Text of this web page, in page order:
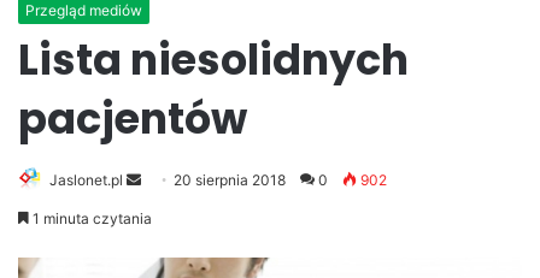
Przegląd mediów
Lista niesolidnych
pacjentów
Jaslonet.pl
e
d
20 sierpnia 2018 0 902
1 minuta czytania